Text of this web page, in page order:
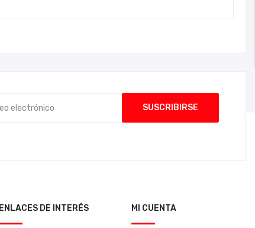
ENLACES DE INTERÉS MI CUENTA